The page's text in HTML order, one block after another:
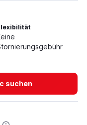
suchen